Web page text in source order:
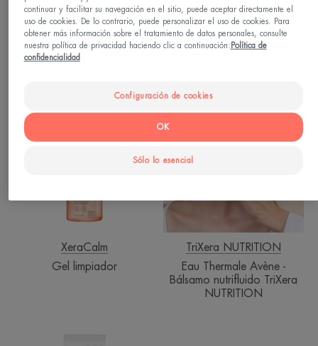
Cicalfate
Spray reparador absorbente
XeraCalm
limpiador
XeraCalm
Gel limpiador
Thermale
TriXera
NUTRITION
TriXera NUTRITION
Eau Thermale Avène -
Bálsamo nutrifluido TriXera
NUTRITION
continuar y facilitar su navegación en el sitio, puede aceptar directamente el
uso de cookies. De lo contrario, puede personalizar el uso de cookies. Para
obtener más información sobre el tratamiento de datos personales, consulte
nuestra política de privacidad haciendo clic a continuación: Política de
confidencialidad
Configuración de cookies
Sólo lo esencial
OK